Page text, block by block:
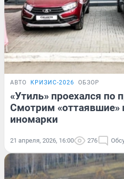
АВТО КРИЗИС-2026 ОБЗОР
«Утиль» проехался по
Смотрим «оттаявшие»
иномарки
21 апреля, 2026, 16:00 276